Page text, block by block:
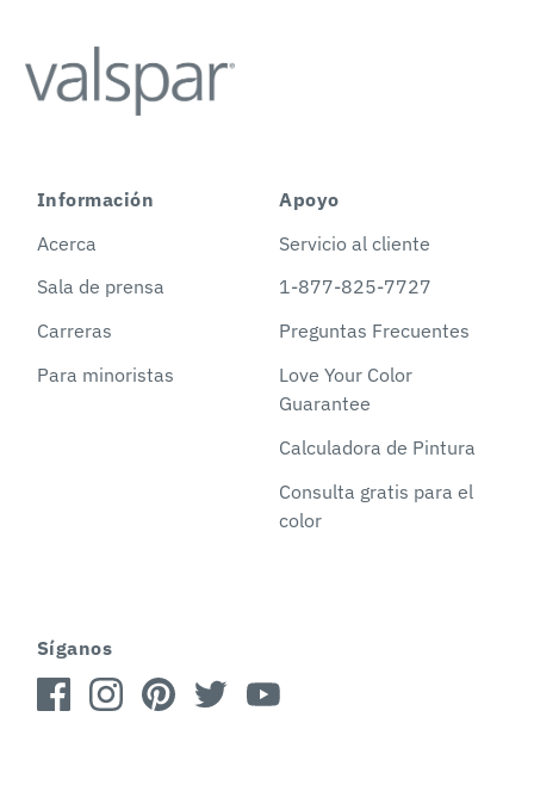
Información
Acerca
Sala de prensa
Carreras
Para minoristas
Apoyo
Servicio al cliente
1-877-825-7727
Preguntas Frecuentes
Love Your Color
Guarantee
Calculadora de Pintura
Consulta gratis para el
color
Síganos